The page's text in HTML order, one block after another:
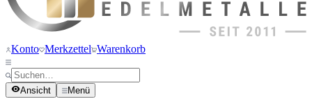
Konto Merkzettel Warenkorb
Ansicht Menü